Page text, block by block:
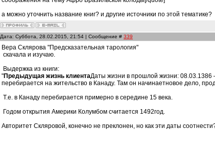
а можно уточнить название книг? и другие источники по этой тематике?
Дата: Суббота, 28.02.2015, 21:54 | Сообщение # 339
Вера Склярова "Предсказательная тарология"
скачала и изучаю.
Выдержка из книги:
"Предыдущая жизнь клиентаДаты жизни в прошлой жизни: 08.03.1386
перебирается на жительство в Канаду. Там он начинаетновое дело,
Т.е. в Канаду перебирается примерно в середине 15 века.
Годом открытия Америки Колумбом считается 1492год.
Авторитет Скляровой, конечно не преклонен, но как эти даты